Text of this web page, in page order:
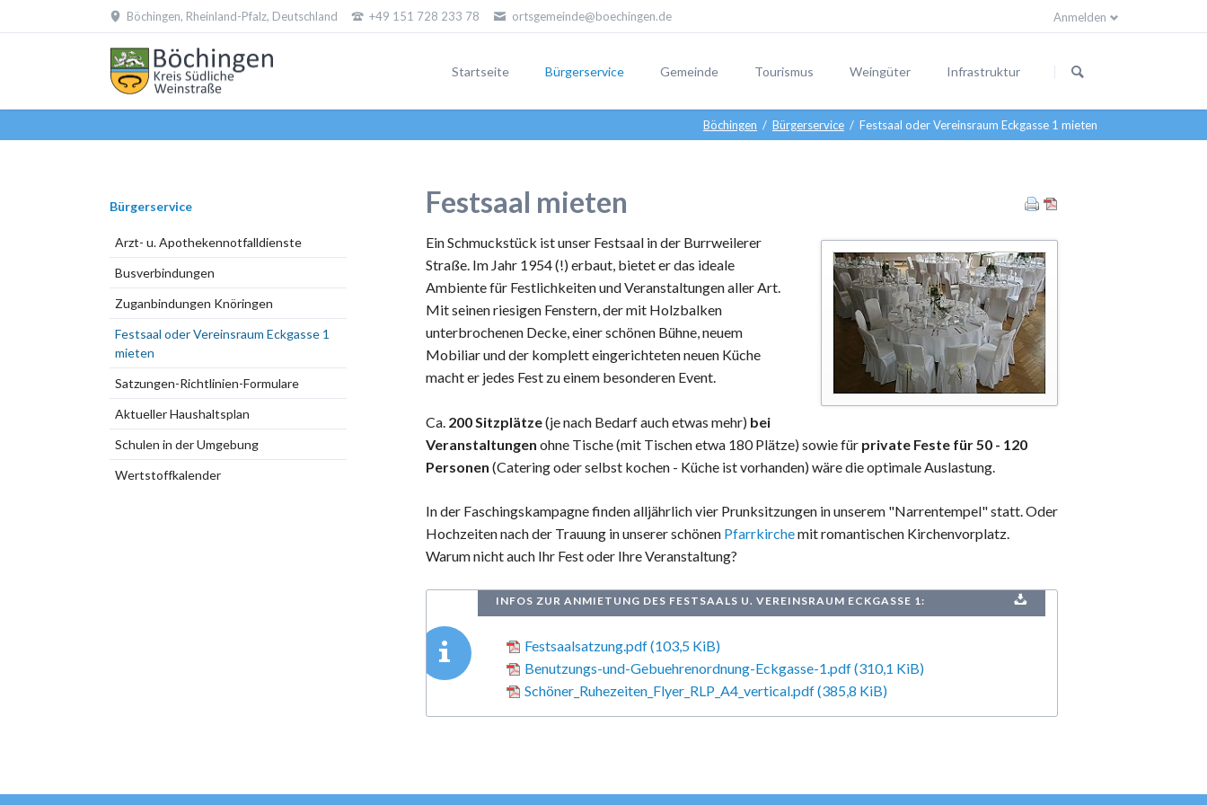
Böchingen, Rheinland-Pfalz, Deutschland +49 151 728 233 78 ortsgemeinde@boechingen.de Anmelden
überspringen
Startseite Bürgerservice Gemeinde Tourismus
Künstler am Ort
Weingüter Infrastruktur
Böchingen Bürgerservice Festsaal oder Vereinsraum Eckgasse 1 mieten
Festsaal mieten
Ein Schmuckstück ist unser Festsaal in der Burrweilerer
Straße. Im Jahr 1954 (!) erbaut, bietet er das ideale
Ambiente für Festlichkeiten und Veranstaltungen aller Art.
Mit seinen riesigen Fenstern, der mit Holzbalken
unterbrochenen Decke, einer schönen Bühne, neuem
Mobiliar und der komplett eingerichteten neuen Küche
macht er jedes Fest zu einem besonderen Event.
Ca. 200 Sitzplätze(je nach Bedarf auch etwas mehr) bei
Veranstaltungen ohne Tische (mit Tischen etwa 180 Plätze) sowie für private Feste für 50 - 120
Personen (Catering oder selbst kochen - Küche ist vorhanden) wäre die optimale Auslastung.
In der Faschingskampagne finden alljährlich vier Prunksitzungen in unserem "Narrentempel" statt. Oder
Hochzeiten nach der Trauung in unserer schönen Pfarrkirchemit romantischen Kirchenvorplatz.
Warum nicht auch Ihr Fest oder Ihre Veranstaltung?
INFOS ZUR ANMIETUNG DES FESTSAALS U. VEREINSRAUM ECKGASSE 1:
Festsaalsatzung.pdf(103,5 KiB)
Benutzungs-und-Gebuehrenordnung-Eckgasse-1.pdf(310,1 KiB)
Schöner_Ruhezeiten_Flyer_RLP_A4_vertical.pdf(385,8 KiB)
Navigation
Bürgerservice
Arzt- u. Apothekennotfalldienste
Busverbindungen
Zuganbindungen Knöringen
Festsaal oder Vereinsraum Eckgasse 1
mieten
Satzungen-Richtlinien-Formulare
Aktueller Haushaltsplan
Schulen in der Umgebung
Wertstoffkalender